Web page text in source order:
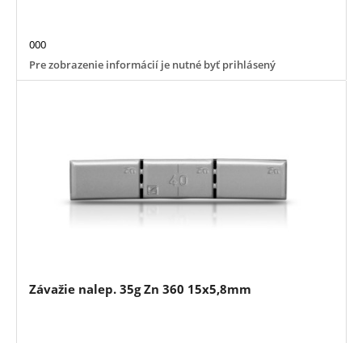
000
Pre zobrazenie informácií je nutné byť prihlásený
Závažie nalep. 35g Zn 360 15x5,8mm